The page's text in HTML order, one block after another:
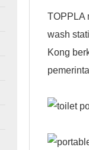
TOPPLA
wash
Kong